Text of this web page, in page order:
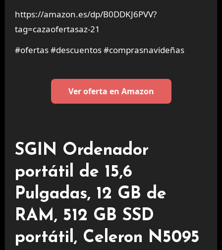
https://amazon.es/dp/B0DDKJ6PVV?
tag=cazaofertasaz-21
#ofertas #descuentos #comprasnavideñas
Ver oferta en Amazon
SGIN Ordenador
portátil de 15,6
Pulgadas, 12 GB de
RAM, 512 GB SSD
portátil, Celeron N5095